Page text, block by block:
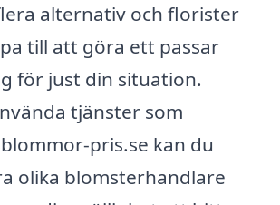
alternativ och florister
till att göra ett passar
för just din situation.
tjänster som
pris.se kan du
olika blomsterhandlare